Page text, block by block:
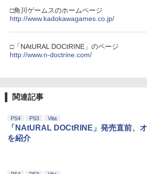
□角川ゲームスのホームページ
http://www.kadokawagames.co.jp/
□「NAtURAL DOCtRINE」のページ
http://www.n-doctrine.com/
関連記事
PS4 PS3 Vita
「NAtURAL DOCtRINE」発売直前、
を紹介